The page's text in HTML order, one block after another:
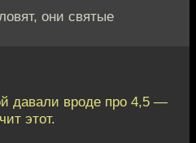
они святые
давали вроде про 4,5 —
этот.